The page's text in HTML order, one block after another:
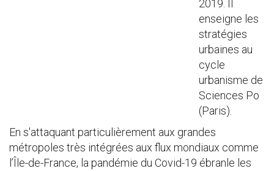
2019. Il
enseigne les
stratégies
urbaines au
cycle
urbanisme de
Sciences Po
(Paris).
En s'attaquant particulièrement aux grandes
métropoles très intégrées aux flux mondiaux comme
l’Île-de-France, la pandémie du Covid-19 ébranle les